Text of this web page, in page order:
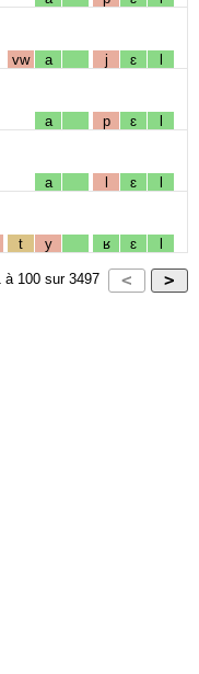
vw a j ɛ l
a p ɛ l
a l ɛ l
t y ʁ ɛ l
à 100 sur 3497